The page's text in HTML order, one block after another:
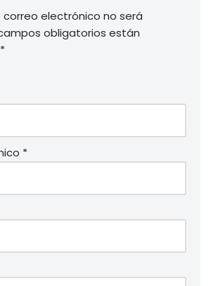
correo electrónico no será
obligatorios están
*
*